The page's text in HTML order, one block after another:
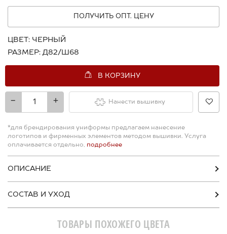
ПОЛУЧИТЬ ОПТ. ЦЕНУ
ЦВЕТ: ЧЕРНЫЙ
РАЗМЕР: Д82/Ш68
+
-
В КОРЗИНУ
Нанести вышивку
*для брендирования униформы предлагаем нанесение
логотипов и фирменных элементов методом вышивки. Услуга
оплачивается отдельно, подробнее
ОПИСАНИЕ
СОСТАВ И УХОД
ТОВАРЫ ПОХОЖЕГО ЦВЕТА